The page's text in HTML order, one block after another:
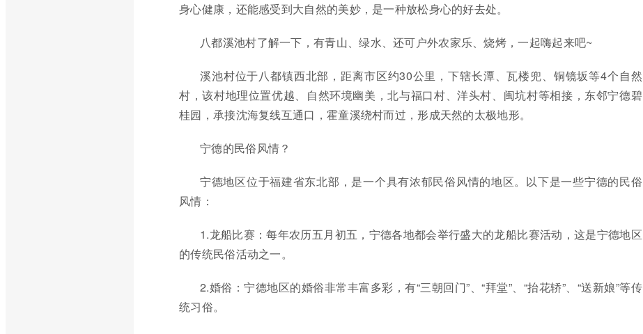
身心健康，还能感受到大自然的美妙，是一种放松身心的好去处。
八都溪池村了解一下，有青山、绿水、还可户外农家乐、烧烤，一起嗨起来吧~
溪池村位于八都镇西北部，距离市区约30公里，下辖长潭、瓦楼兜、铜镜坂等4个自然
村，该村地理位置优越、自然环境幽美，北与福口村、洋头村、闽坑村等相接，东邻宁德碧
桂园，承接沈海复线互通口，霍童溪绕村而过，形成天然的太极地形。
宁德的民俗风情？
宁德地区位于福建省东北部，是一个具有浓郁民俗风情的地区。以下是一些宁德的民俗
风情：
1.龙船比赛：每年农历五月初五，宁德各地都会举行盛大的龙船比赛活动，这是宁德地区
的传统民俗活动之一。
2.婚俗：宁德地区的婚俗非常丰富多彩，有“三朝回门”、“拜堂”、“抬花轿”、“送新娘”等传
统习俗。